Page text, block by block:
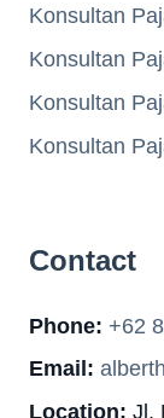
Konsultan
Konsultan
Konsultan
Konsultan
Contact
Phone: +62
Email:
Location: Jl.